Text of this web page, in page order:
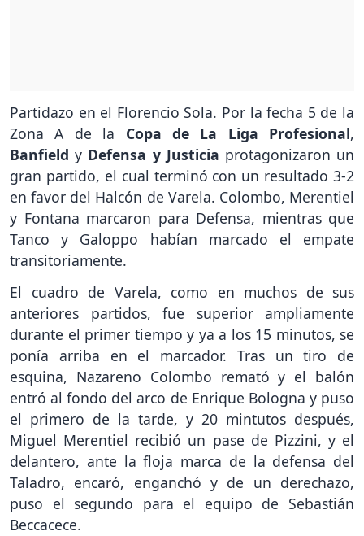
Partidazo en el Florencio Sola. Por la fecha 5 de la
Zona A de la Copa de La Liga Profesional,
Banfieldy Defensa y Justicia protagonizaron un
gran partido, el cual terminó con un resultado 3-2
en favor del Halcón de Varela. Colombo, Merentiel
y Fontana marcaron para Defensa, mientras que
Tanco y Galoppo habían marcado el empate
transitoriamente.
El cuadro de Varela, como en muchos de sus
anteriores partidos, fue superior ampliamente
durante el primer tiempo y ya a los 15 minutos, se
ponía arriba en el marcador. Tras un tiro de
esquina, Nazareno Colombo remató y el balón
entró al fondo del arco de Enrique Bologna y puso
el primero de la tarde, y 20 mintutos después,
Miguel Merentiel recibió un pase de Pizzini, y el
delantero, ante la floja marca de la defensa del
Taladro, encaró, enganchó y de un derechazo,
puso el segundo para el equipo de Sebastián
Beccacece.